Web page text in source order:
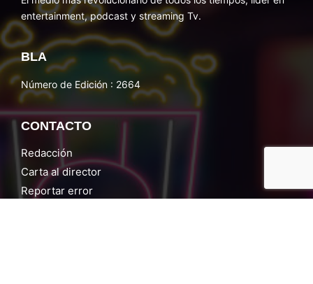
entertainment, podcast y streaming Tv.
BLA
Número de Edición : 2664
CONTACTO
Redacción
Carta al director
Reportar error